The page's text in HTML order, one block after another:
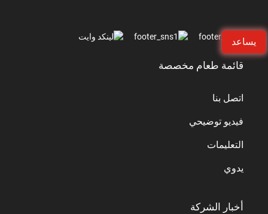
يساعد
قائمة طعام مخصصة
اتصل بنا
فيديو توضيحي
التعليمات
يدوي
أخبار الشركة